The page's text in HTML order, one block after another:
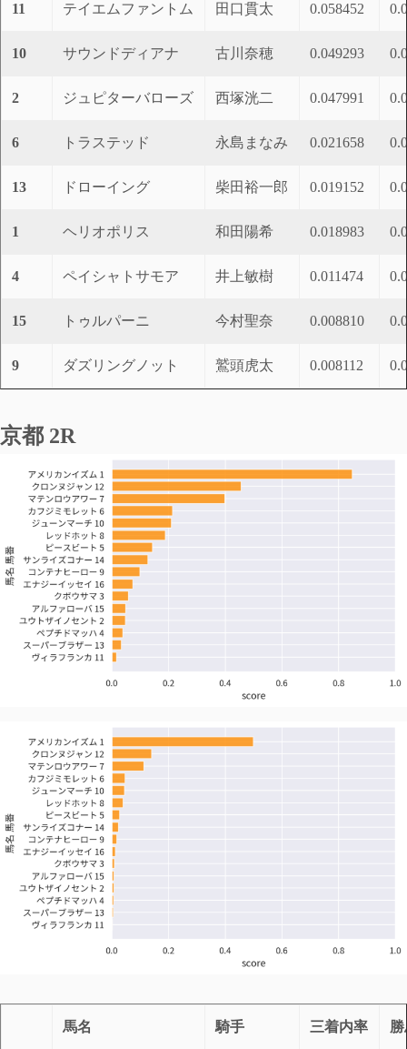
11 テイエムファントム 田口貫太 0.058452
10 サウンドディアナ 古川奈穂 0.049293
2 ジュピターバローズ 西塚洸二 0.047991
6 トラステッド 永島まなみ 0.021658
13 ドローイング 柴田裕一郎 0.019152
1 ヘリオポリス 和田陽希 0.018983
4 ペイシャトサモア 井上敏樹 0.011474
15 トゥルパーニ 今村聖奈 0.008810
9 ダズリングノット 鷲頭虎太 0.008112
京都 2R
馬名 騎手 三着内率